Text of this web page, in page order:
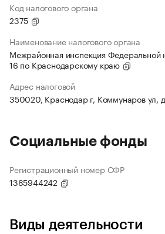
Код налогового органа
2375
Наименование налогового органа
Межрайонная инспекция
16 по Краснодарскому краю
Адрес налоговой
350020, Краснодар г, Коммунаров ул,
Социальные фонды
Регистрационный номер СФР
1385944242
Виды деятельности